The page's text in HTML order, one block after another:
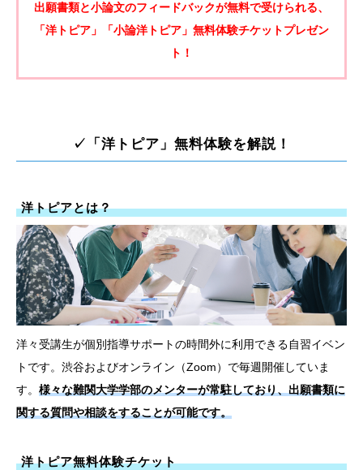
出願書類と小論文のフィードバックが無料で受けられる、
「洋トピア」「小論洋トピア」無料体験チケットプレゼン
ト！
✓「洋トピア」無料体験を解説！
洋トピアとは？
洋々受講生が個別指導サポートの時間外に利用できる自習イベン
トです。渋谷およびオンライン（Zoom）で毎週開催していま
す。 様々な難関大学学部のメンターが常駐しており、出願書類に
関する質問や相談をすることが可能です。
洋トピア無料体験チケット